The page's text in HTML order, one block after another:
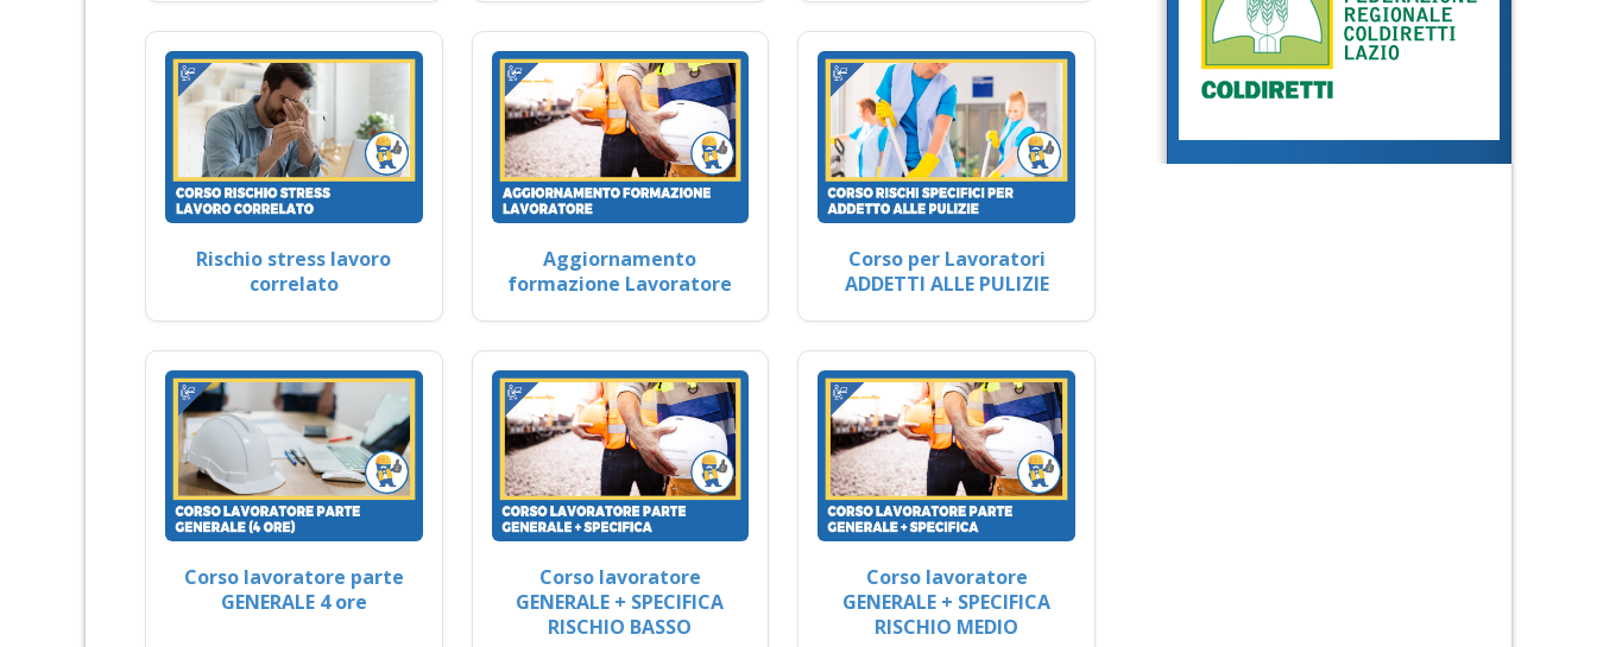
Rischio stress lavoro
correlato
Aggiornamento
formazione Lavoratore
Corso per Lavoratori
ADDETTI ALLE PULIZIE
Corso lavoratore parte
GENERALE 4 ore
Corso lavoratore
GENERALE + SPECIFICA
RISCHIO BASSO
Corso lavoratore
GENERALE + SPECIFICA
RISCHIO MEDIO